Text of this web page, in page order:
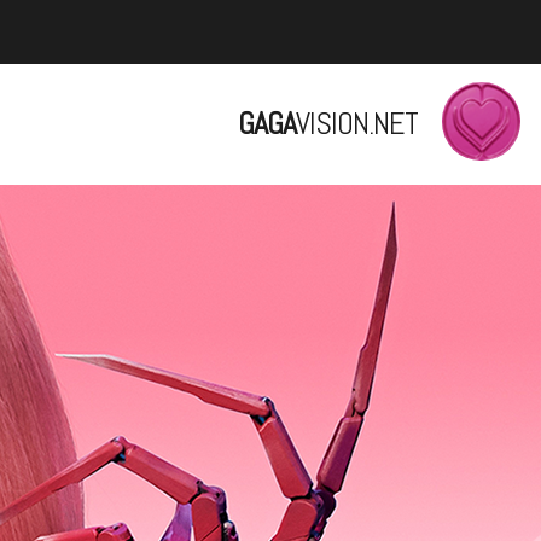
GAGAVISION.NET